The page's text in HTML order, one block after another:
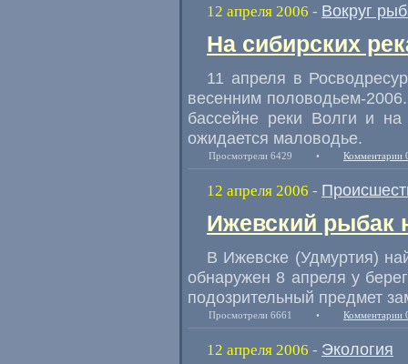
12 апреля 2006 - Вокруг
На сибирских
11 апреля в
весенним половодьем-
бассейне реки Волги и
ожидается маловодье.
Просмотрели 6429 • Комментарии
12 апреля 2006 -
Ижевский рыбак
В Ижевске (Удмуртия)
обнаружен 8 апреля у
подозрительный предмет
Просмотрели 6661 • Комментарии
12 апреля 2006 - Экология